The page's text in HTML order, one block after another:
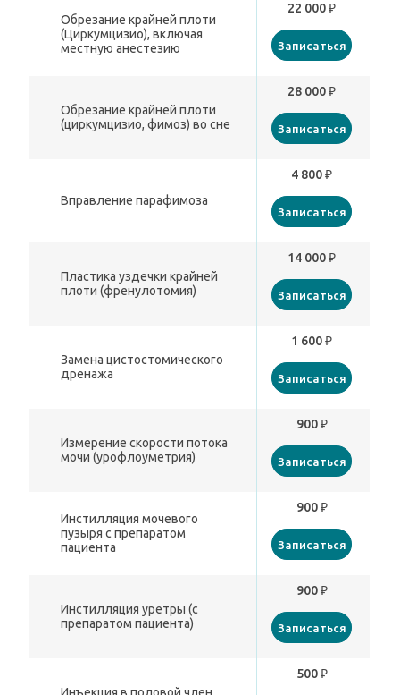
Обрезание крайней плоти
(Циркумцизио), включая
местную анестезию
22 000 ₽
Записаться
Обрезание крайней плоти
(циркумцизио, фимоз) во сне
28 000 ₽
Записаться
Вправление парафимоза
4 800 ₽
Записаться
Пластика уздечки крайней
плоти (френулотомия)
14 000 ₽
Записаться
Замена цистостомического
дренажа
1 600 ₽
Записаться
Измерение скорости потока
мочи (урофлоуметрия)
900 ₽
Записаться
Инстилляция мочевого
пузыря с препаратом
пациента
900 ₽
Записаться
Инстилляция уретры (с
препаратом пациента)
900 ₽
Записаться
500 ₽